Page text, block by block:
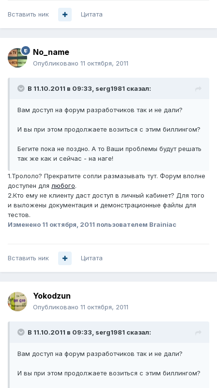
Вставить ник Цитата
No_name
Опубликовано 11 октября, 2011
В 11.10.2011 в 09:33, serg1981 сказал:
Вам доступ на форум разработчиков так и не дали?
И вы при этом продолжаете возиться с этим биллингом?
Бегите пока не поздно. А то Ваши проблемы будут решать
так же как и сейчас - на наге!
1.Трололо? Прекратите сопли размазывать тут. Форум вполне
доступен для любого.
2.Кто ему не клиенту даст доступ в личный кабинет? Для того
и выложены документация и демонстрационные файлы для
тестов.
Изменено 11 октября, 2011 пользователем Brainiac
Вставить ник Цитата
Yokodzun
Опубликовано 11 октября, 2011
В 11.10.2011 в 09:33, serg1981 сказал:
Вам доступ на форум разработчиков так и не дали?
И вы при этом продолжаете возиться с этим биллингом?